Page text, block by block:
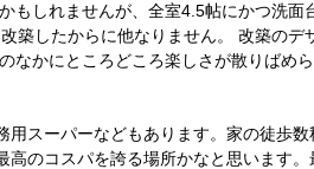
もしれませんが、全室4.5帖にかつ洗面
築したからに他なりません。 改築のデ
なかにところどころ楽しさが散りばめ
スーパーなどもあります。家の徒歩
のコスパを誇る場所かなと思います